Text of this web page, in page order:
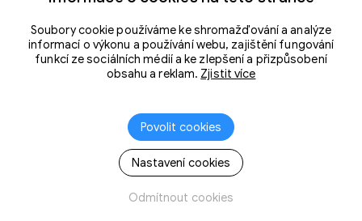
Soubory cookie používáme ke shromažďování a analýze
informací o výkonu a používání webu, zajištění fungování
funkcí ze sociálních médií a ke zlepšení a přizpůsobení
obsahu a reklam. Zjistit více
Povolit cookies
Nastavení cookies
Odmítnout cookies